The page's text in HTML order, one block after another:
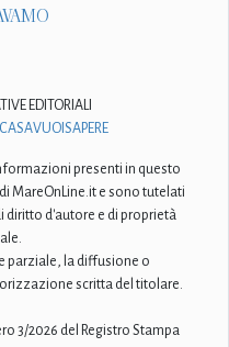
EDITORIALI
CASAVUOISAPERE
presenti in questo
MareOnLine.it e sono tutelati
diritto d'autore e di proprietà
parziale, la diffusione o
scritta del titolare.
3/2026 del Registro Stampa